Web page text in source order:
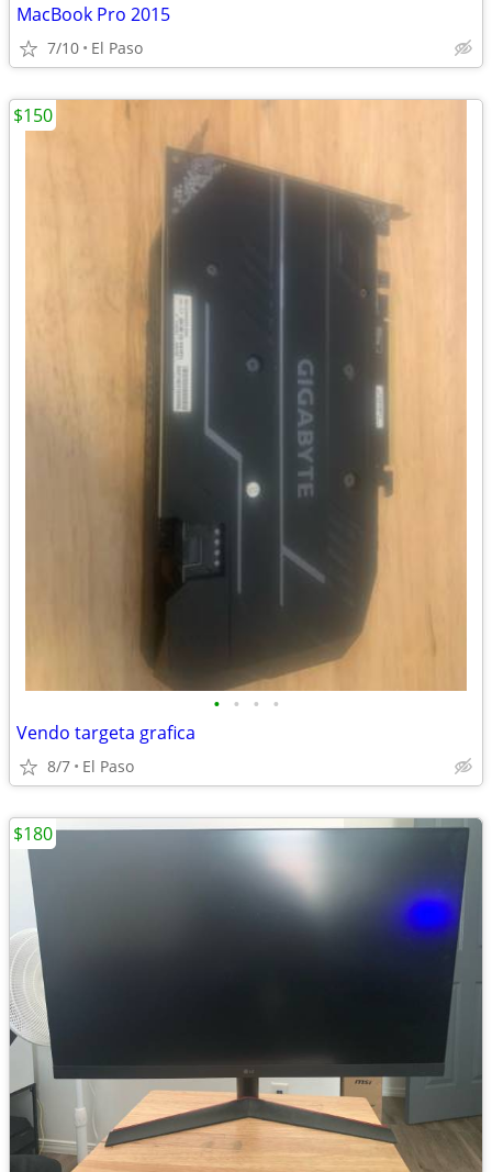
MacBook Pro 2015
7/10 El Paso
• • • •
Vendo targeta grafica
8/7 El Paso
$150
$180